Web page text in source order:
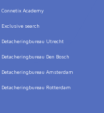
Connetix Academy
Exclusive search
Detacheringbureau Utrecht
Detacheringbureau Den Bosch
Detacheringbureau Amsterdam
Detacheringbureau Rotterdam